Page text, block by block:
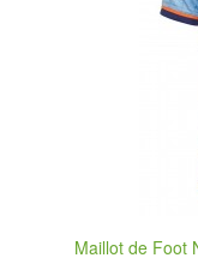
Maillot de Foot